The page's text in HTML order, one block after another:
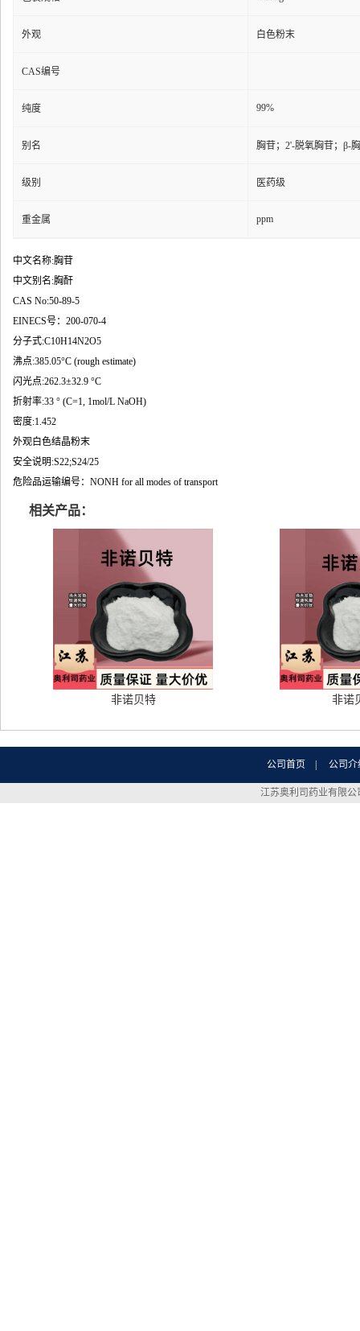
外观 白色粉末
CAS编号
纯度 99%
别名 胸苷；2'-脱氧胸苷；β-
级别 医药级
重金属 ppm
中文名称:胸苷
中文别名:胸酐
CAS No:50-89-5
EINECS号：200-070-4
分子式:C10H14N2O5
沸点:385.05°C (rough estimate)
闪光点:262.3±32.9 °C
折射率:33 ° (C=1, 1mol/L NaOH)
密度:1.452
外观白色结晶粉末
安全说明:S22;S24/25
危险品运输编号：NONH for all modes of transport
相关产品：
非诺贝特 非诺
公司首页 公司介
江苏奥利司药业有限公